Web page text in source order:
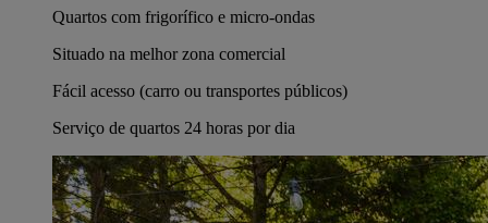
Quartos com frigorífico e micro-ondas
Situado na melhor zona comercial
Fácil acesso (carro ou transportes públicos)
Serviço de quartos 24 horas por dia